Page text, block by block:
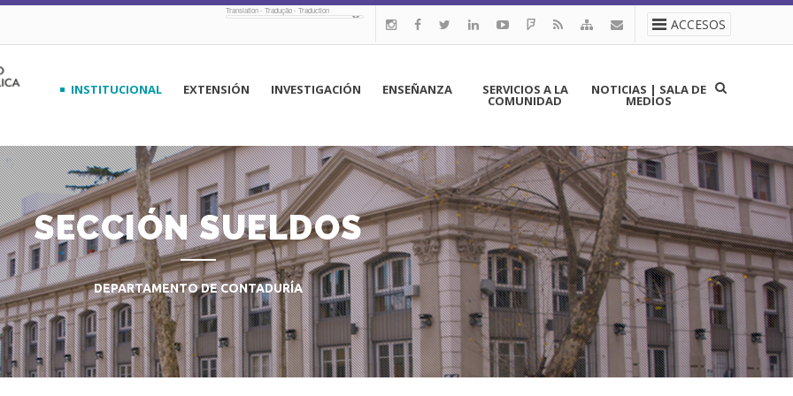
ACCESOS
Translation - Tradução - Traduction
principal
INSTITUCIONAL EXTENSIÓN INVESTIGACIÓN ENSEÑANZA SERVICIOS A LA
COMUNIDAD
NOTICIAS | SALA DE
MEDIOS
SECCIÓN SUELDOS
DEPARTAMENTO DE CONTADURÍA